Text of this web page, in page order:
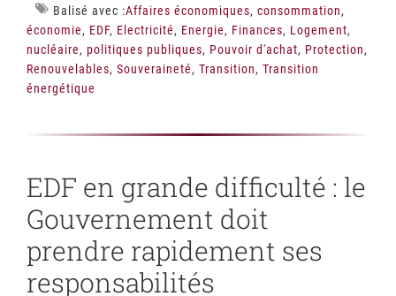
Balisé avec :Affaires économiques, consommation,
économie, EDF, Electricité, Energie, Finances, Logement,
nucléaire, politiques publiques, Pouvoir d'achat, Protection,
Renouvelables, Souveraineté, Transition, Transition
énergétique
EDF en grande difficulté : le
Gouvernement doit
prendre rapidement ses
responsabilités